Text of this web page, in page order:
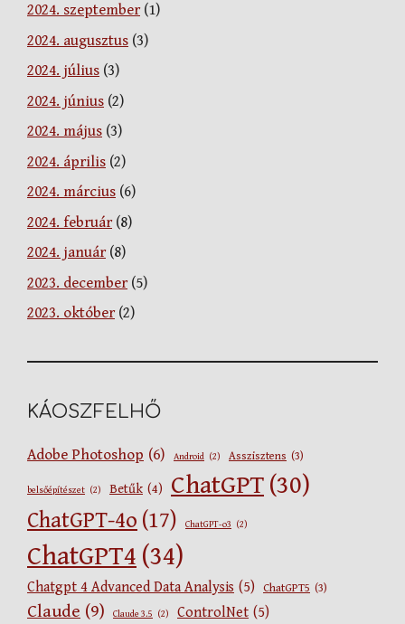
2024. szeptember(1)
2024. augusztus (3)
2024. július (3)
2024. június (2)
2024. május (3)
2024. április (2)
2024. március (6)
2024. február(8)
2024. január(8)
2023. december(5)
2023. október(2)
KÁOSZFELHŐ
Adobe Photoshop (6) Android (2) Asszisztens (3)
belsőépítészet (2) Betűk (4) ChatGPT (30)
ChatGPT-4o (17) ChatGPT-o3 (2)
ChatGPT4 (34)
Chatgpt 4 Advanced Data Analysis (5) ChatGPT5 (3)
Claude (9) Claude 3.5 (2) ControlNet (5)